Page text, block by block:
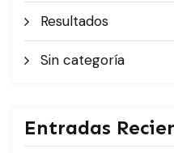
Resultados
Sin categoría
Entradas